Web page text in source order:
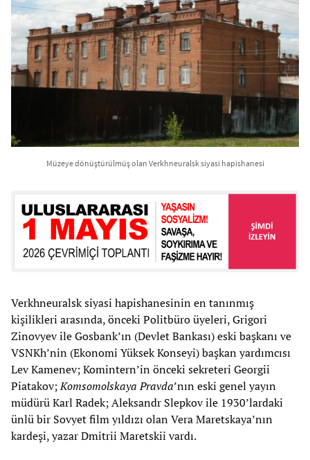
Müzeye dönüştürülmüş olan Verkhneuralsk siyasi hapishanesi
Verkhneuralsk siyasi hapishanesinin en tanınmış
kişilikleri arasında, önceki Politbüro üyeleri, Grigori
Zinovyev ile Gosbank’ın (Devlet Bankası) eski başkanı ve
VSNKh’nin (Ekonomi Yüksek Konseyi) başkan yardımcısı
Lev Kamenev; Komintern’in önceki sekreteri Georgii
Piatakov;Komsomolskaya Pravda’nın eski genel yayın
müdürü Karl Radek; Aleksandr Slepkov ile 1930’lardaki
ünlü bir Sovyet film yıldızı olan Vera Maretskaya’nın
kardeşi, yazar Dmitrii Maretskii vardı.